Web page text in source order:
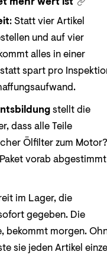
: Statt vier Artikel
und auf vier
alles in einer
spart pro
stellt die
dass alle Teile
Ölfilter zum Motor?
vorab abgestimmt
im Lager, die
gegeben. Die
bekommt morgen.
sie jeden Artikel